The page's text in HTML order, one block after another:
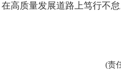
高质量发展道路上笃行不怠
(责